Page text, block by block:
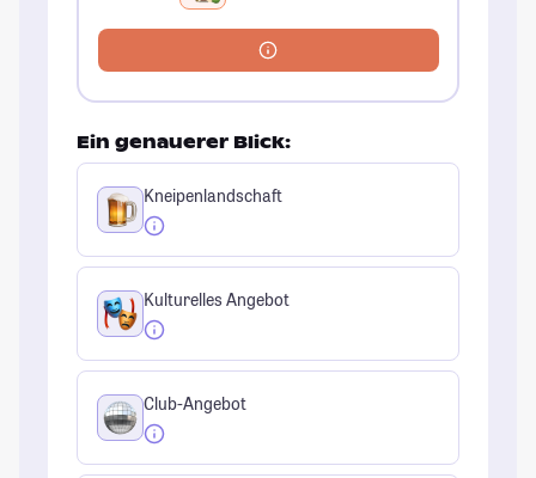
Ein genauerer Blick:
Kneipenlandschaft
Kulturelles Angebot
Club-Angebot